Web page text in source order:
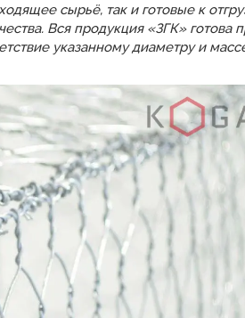
сырьё, так и готовые к
Вся продукция «ЗГК» готова
указанному диаметру и